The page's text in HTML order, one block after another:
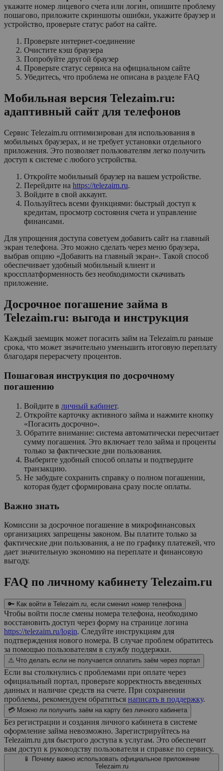
укажите номер лицевого счета или логин, опишите проблему
пошагово, приложите скриншоты ошибки, укажите браузер и
устройство, проверьте статус работ на сайте.
Проверьте интернет-соединение
Очистите кэш браузера
Попробуйте другой браузер
Проверьте статус сервиса на официальном сайте
Убедитесь, что проблема не описана в разделе FAQ
Мобильная версия Telezaim.ru:
адаптивный сайт для телефонов
Сервис Telezaim.ru оптимизирован для использования в
мобильных браузерах, и не требует установки отдельного
приложения. Это позволяет пользователям легко получить
доступ к системе с любого устройства.
Откройте мобильный браузер на вашем устройстве.
Перейдите на https://telezaim.ru.
Войдите в свой аккаунт.
Пользуйтесь всеми функциями: быстрый доступ к
кредитам, просмотр состояния счета и управление
финансами.
Для упрощения доступа советуем добавить сайт на главный
экран телефона. Это можно сделать через меню браузера,
выбрав опцию «Добавить на главный экран». Такой способ
обеспечивает удобный мобильный клиент и
кроссплатформенность без необходимости скачивать
приложение.
Досрочное погашение займа в
Telezaim.ru: выгода и инструкция
Каждый заемщик может погасить займ на Telezaim.ru раньше
срока, что может значительно уменьшить итоговую переплату
благодаря перерасчету процентов.
Пошаговая инструкция по досрочному
погашению
Войдите в личный кабинет.
Откройте карточку активного займа и нажмите кнопку
«Погасить досрочно».
Обратите внимание: система автоматически пересчитает
сумму погашения. Это включает тело займа и проценты
только за фактические дни пользования.
Выберите удобный способ оплаты и подтвердите
транзакцию.
Не забудьте сохранить справку о полном погашении,
которая будет сформирована сразу после оплаты.
Важно знать
Комиссии за досрочное погашение в микрофинансовых
организациях запрещены законом. Вы платите только за
фактические дни пользования, а не по графику платежей, что
дает значительную экономию на переплате и финансовую
выгоду.
FAQ по личному кабинету Telezaim.ru
🔑 Как войти в Telezaim.ru, если сменил номер телефона
Чтобы войти после смены номера телефона, необходимо
восстановить доступ через форму на странице логина
https://telezaim.ru/login. Следуйте инструкциям для
подтверждения нового номера. В случае проблем обратитесь
за помощью пользователям в службу поддержки.
⚠️ Что делать если не получается оплатить заём через портал
Если вы столкнулись с проблемами при оплате через
официальный портал, проверьте корректность введенных
данных и наличие средств на счете. При сохранении
проблемы, рекомендуем обратиться написать в поддержку.
💳 Можно ли получить заём на карту без личного кабинета
Без регистрации и создания личного кабинета в системе
оформление займа невозможно. Зарегистрируйтесь на
Telezaim.ru для быстрого доступа к услугам. Это обеспечит
вам доступ к руководству пользователя и справке по сервису.
📱 Почему важно использовать официальное приложение
Telezaim.ru